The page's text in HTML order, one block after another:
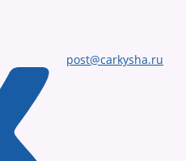
post@carkysha.ru